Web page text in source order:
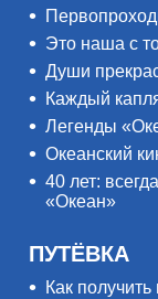
Это наша с
Души
Каждый
Легенды
Океанский
40 лет:
«Океан»
ПУТЁВКА
Как